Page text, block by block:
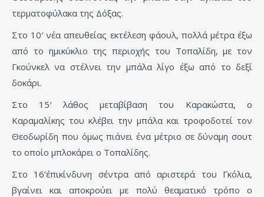
τερματοφύλακα της Δόξας.
Στο 10′ νέα απευθείας εκτέλεση φάουλ, πολλά μέτρα έξω
από το ημικύκλιο της περιοχής του Τοπαλίδη, με τον
Γκούνκελ να στέλνει την μπάλα λίγο έξω από το δεξί
δοκάρι.
Στο 15′ λάθος μεταβίβαση του Καρακώστα, ο
Καραμαλίκης του κλέβει την μπάλα και τροφοδοτεί τον
Θεοδωρίδη που όμως πιάνει ένα μέτριο σε δύναμη σουτ
το οποίο μπλοκάρει ο Τοπαλίδης.
Στο 16’΄επικίνδυνη σέντρα από αριστερά του Γκόλια,
βγαίνει και αποκρούει με πολύ θεαματικό τρόπο ο